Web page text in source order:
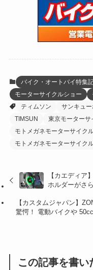
(109)
(15)
(5)
(17)
(5)
(32)
(61)
(13)
(60)
(171)
(38)
(59)
(36)
(1)
(16)
(55)
バイク・オートバイ特集
モーターサイクルショー
ティムソン
サンキュー
TIMSUN
東京モーター
モトメガネモーターサイク
モトメガネモーターサイク
【カエディア
ホルダーがさ
【カスタムジャパン】
驚愕！ 電動バイクや
この記事を書い